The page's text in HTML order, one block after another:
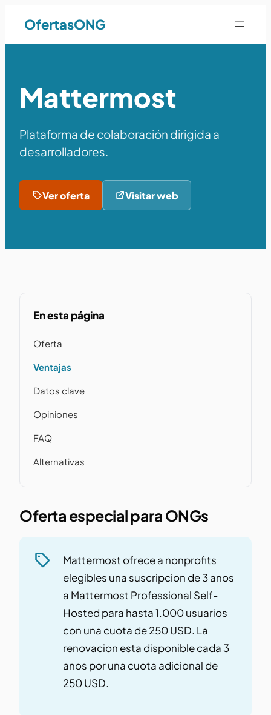
OfertasONG
Mattermost
Plataforma de colaboración dirigida a
desarrolladores.
Ver oferta Visitar web
Oferta especial para ONGs
Mattermost ofrece a nonprofits
elegibles una suscripcion de 3 anos
a Mattermost Professional Self-
Hosted para hasta 1.000 usuarios
con una cuota de 250 USD. La
renovacion esta disponible cada 3
anos por una cuota adicional de
250 USD.
En esta página
Oferta
Ventajas
Datos clave
Opiniones
FAQ
Alternativas